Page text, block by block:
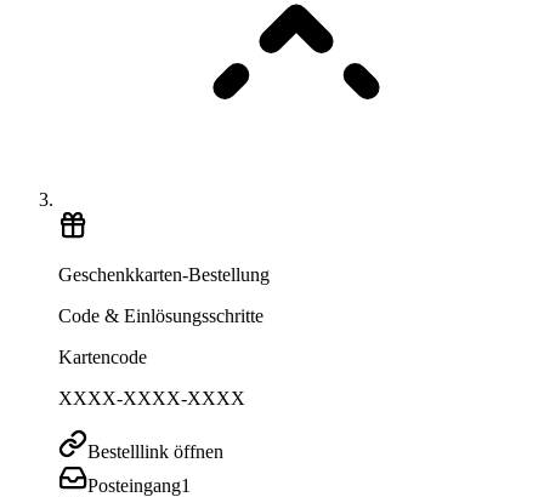
Geschenkkarten-Bestellung
Code & Einlösungsschritte
Kartencode
XXXX-XXXX-XXXX
Bestelllink öffnen
Posteingang1